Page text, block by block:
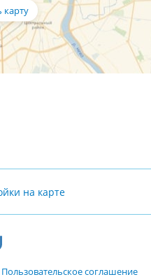
на карте
Пользовательское соглашение